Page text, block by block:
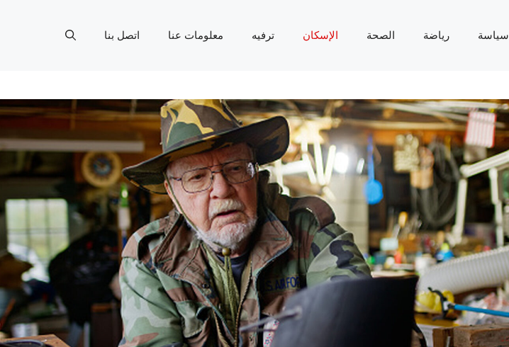
سياسة رياضة الصحة الإسكان ترفيه معلومات عنا اتصل بنا